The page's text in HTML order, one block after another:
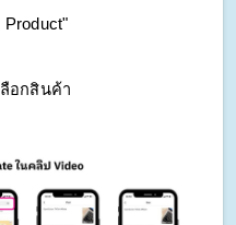
อกสินค้า